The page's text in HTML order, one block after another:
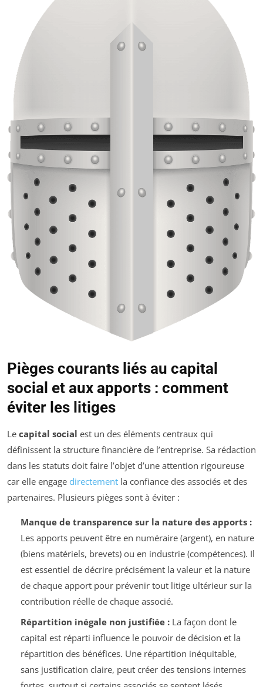
Pièges courants liés au capital
social et aux apports : comment
éviter les litiges
Le capital social est un des éléments centraux qui
définissent la structure financière de l’entreprise. Sa rédaction
dans les statuts doit faire l’objet d’une attention rigoureuse
car elle engage directement la confiance des associés et des
partenaires. Plusieurs pièges sont à éviter :
Manque de transparence sur la nature des apports :
Les apports peuvent être en numéraire (argent), en nature
(biens matériels, brevets) ou en industrie (compétences). Il
est essentiel de décrire précisément la valeur et la nature
de chaque apport pour prévenir tout litige ultérieur sur la
contribution réelle de chaque associé.
Répartition inégale non justifiée :La façon dont le
capital est réparti influence le pouvoir de décision et la
répartition des bénéfices. Une répartition inéquitable,
sans justification claire, peut créer des tensions internes